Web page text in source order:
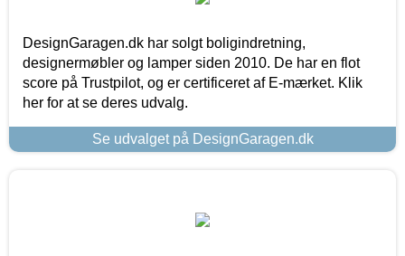
DesignGaragen.dk har solgt boligindretning,
designermøbler og lamper siden 2010. De har en flot
score på Trustpilot, og er certificeret af E-mærket. Klik
her for at se deres udvalg.
Se udvalget på DesignGaragen.dk